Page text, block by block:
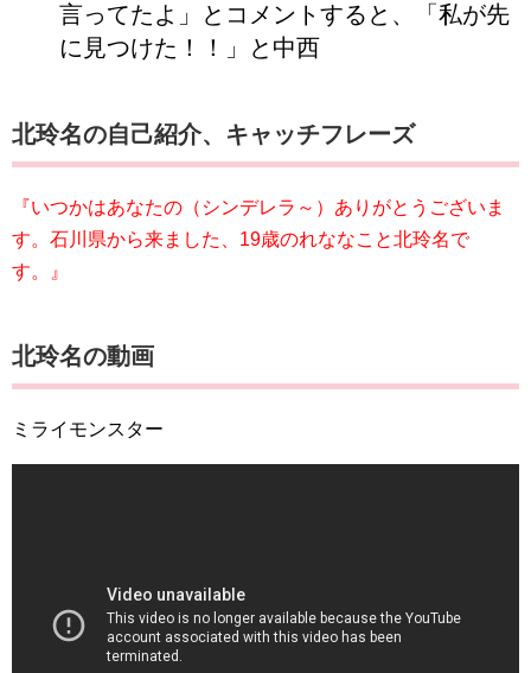
言ってたよ」とコメントすると、「私が先
に見つけた！！」と中西
北玲名の自己紹介、キャッチフレーズ
『いつかはあなたの（シンデレラ～）ありがとうございま
す。石川県から来ました、19歳のれななこと北玲名で
す。』
北玲名の動画
ミライモンスター